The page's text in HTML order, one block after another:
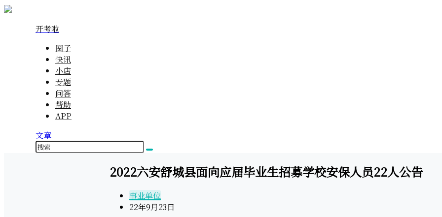
开考啦
圈子
快讯
小店
专题
问答
帮助
APP
文章
2022六安舒城县面向应届毕业生招募学校安保人员22人公告
事业单位
22年9月23日